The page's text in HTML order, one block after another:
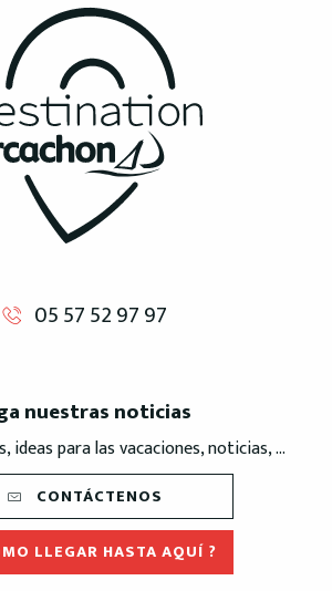
05 57 52 97 97
nuestras noticias
ideas para las vacaciones, noticias, ...
CONTÁCTENOS
LLEGAR HASTA AQUÍ ?